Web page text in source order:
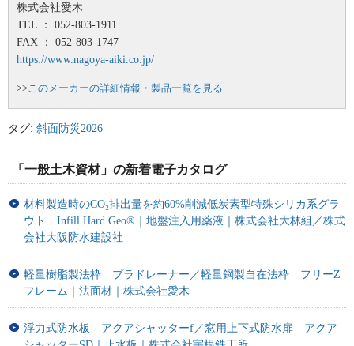
株式会社愛木
TEL ： 052-803-1911
FAX ： 052-803-1747
https://www.nagoya-aiki.co.jp/
>> このメーカーの詳細情報・製品一覧を見る
タグ: 斜面防災2026
「一般土木資材」の新着電子カタログ
材料製造時のCO₂排出量を約60%削減低炭素型特殊シリカ系グラ
ウト Infill Hard Geo®｜地盤注入用薬液｜株式会社大林組／株式
会社大阪防水建設社
軽量樹脂製法枠 プラドレーナー／軽量鋼製自在法枠 フリーZ
フレーム｜法面材｜株式会社愛木
浮力式防水板 アクアシャッターf／窓用上下式防水扉 アクア